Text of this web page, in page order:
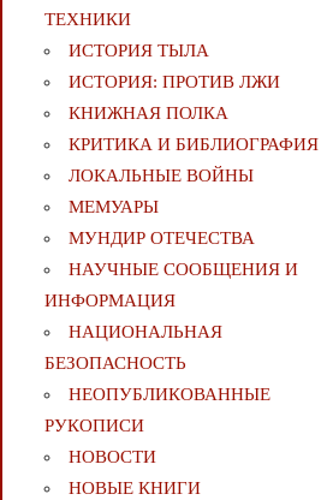
ТЕХНИКИ
ИСТОРИЯ ТЫЛА
ИСТОРИЯ: ПРОТИВ ЛЖИ
КНИЖНАЯ ПОЛКА
КРИТИКА И БИБЛИОГРАФИЯ
ЛОКАЛЬНЫЕ ВОЙНЫ
МЕМУАРЫ
МУНДИР ОТЕЧЕСТВА
НАУЧНЫЕ СООБЩЕНИЯ И
ИНФОРМАЦИЯ
НАЦИОНАЛЬНАЯ
БЕЗОПАСНОСТЬ
НЕОПУБЛИКОВАННЫЕ
РУКОПИСИ
НОВОСТИ
НОВЫЕ КНИГИ